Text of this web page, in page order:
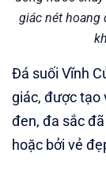
giác nét hoang
Đá suối Vĩnh
giác, được tạo
đen, đa sắc
hoặc bởi vẻ